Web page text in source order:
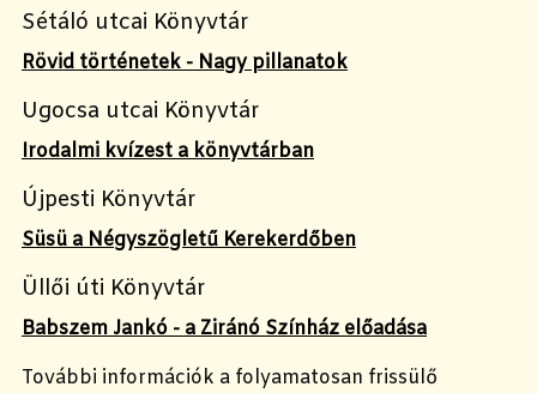
Sétáló utcai Könyvtár
Rövid történetek - Nagy pillanatok
Ugocsa utcai Könyvtár
Irodalmi kvízest a könyvtárban
Újpesti Könyvtár
Süsü a Négyszögletű Kerekerdőben
Üllői úti Könyvtár
Babszem Jankó - a Ziránó Színház előadása
További információk a folyamatosan frissülő